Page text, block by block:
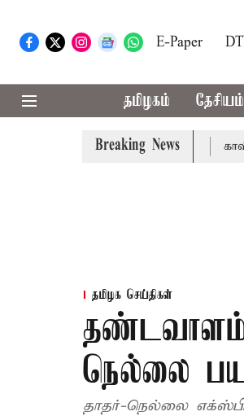
E-Paper
தமிழகம் தேசியம்
Breaking News
அமைச்சர் விஜய் உரை காவிரி
தமிழக செய்திகள்
தண்டவாளம்
நெல்லை
தாதர்-நெல்லை